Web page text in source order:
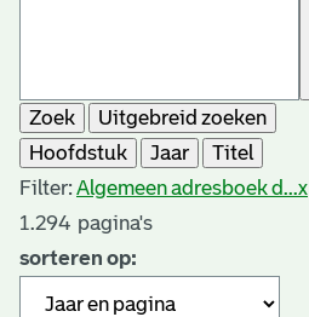
Zoek
Uitgebreid zoeken
Hoofdstuk
Jaar
Titel
Filter: Algemeen adresboek d...x
1.294 pagina's
sorteren op: